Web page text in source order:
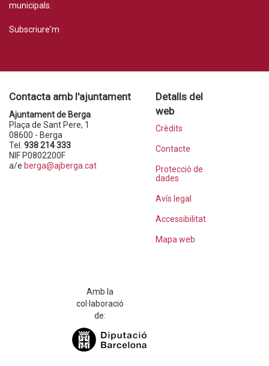
municipals.
Subscriure'm
Contacta amb l'ajuntament
Ajuntament de Berga
Plaça de Sant Pere, 1
08600 - Berga
Tel. 938 214 333
NIF P0802200F
a/e berga@ajberga.cat
Detalls del
web
Crèdits
Contacte
Protecció de
dades
Avís legal
Accessibilitat
Mapa web
Amb la
col·laboració
de: